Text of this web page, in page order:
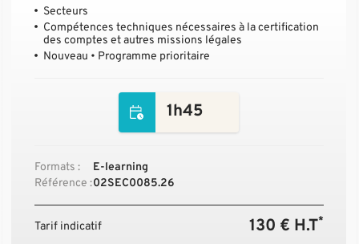
Secteurs
Compétences techniques nécessaires à la certification
des comptes et autres missions légales
Nouveau • Programme prioritaire
1h45
Formats :
E-learning
Référence :02SEC0085.26
Tarif indicatif 130 € H.T*